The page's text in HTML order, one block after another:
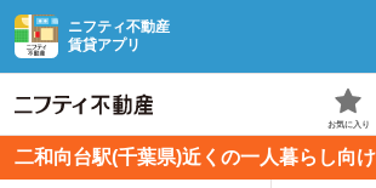
ニフティ不動産
賃貸アプリ
お気に入り
二和向台駅(千葉県)近くの一人暮らし向